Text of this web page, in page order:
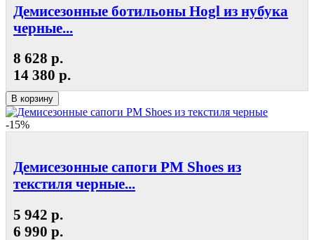
Демисезонные ботильоны Hogl из нубука
черные...
8 628 р.
14 380 р.
В корзину
-15%
Демисезонные сапоги РМ Shoes из
текстиля черные...
5 942 р.
6 990 р.